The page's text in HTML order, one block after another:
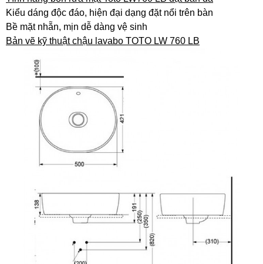
Kiểu dáng độc đáo, hiện đại dạng đặt nổi trên bàn
Bề mặt nhẵn, mịn dễ dàng vệ sinh
Bản vẽ kỹ thuật chậu lavabo TOTO LW 760 LB